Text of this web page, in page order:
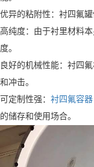
优异的粘附性：衬四氟
高纯度：由于衬里材料
度。
良好的机械性能：衬四
和冲击。
可定制性强： 衬四氟容器
的储存和使用场合。